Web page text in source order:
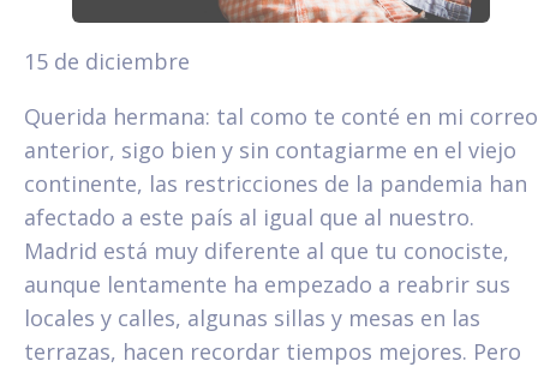
15 de diciembre
Querida hermana: tal como te conté en mi correo
anterior, sigo bien y sin contagiarme en el viejo
continente, las restricciones de la pandemia han
afectado a este país al igual que al nuestro.
Madrid está muy diferente al que tu conociste,
aunque lentamente ha empezado a reabrir sus
locales y calles, algunas sillas y mesas en las
terrazas, hacen recordar tiempos mejores. Pero